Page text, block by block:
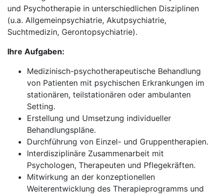
und Psychotherapie in unterschiedlichen Disziplinen
(u.a. Allgemeinpsychiatrie, Akutpsychiatrie,
Suchtmedizin, Gerontopsychiatrie).
Ihre Aufgaben:
Medizinisch-psychotherapeutische Behandlung
von Patienten mit psychischen Erkrankungen im
stationären, teilstationären oder ambulanten
Setting.
Erstellung und Umsetzung individueller
Behandlungspläne.
Durchführung von Einzel- und Gruppentherapien.
Interdisziplinäre Zusammenarbeit mit
Psychologen, Therapeuten und Pflegekräften.
Mitwirkung an der konzeptionellen
Weiterentwicklung des Therapieprogramms und